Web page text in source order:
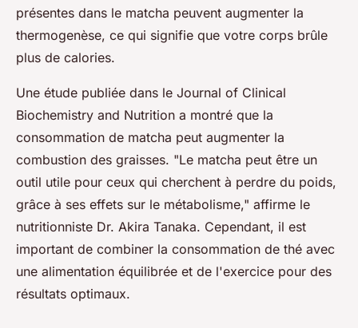
présentes dans le matcha peuvent augmenter la
thermogenèse, ce qui signifie que votre corps brûle
plus de calories.
Une étude publiée dans le Journal of Clinical
Biochemistry and Nutrition a montré que la
consommation de matcha peut augmenter la
combustion des graisses. "Le matcha peut être un
outil utile pour ceux qui cherchent à perdre du poids,
grâce à ses effets sur le métabolisme," affirme le
nutritionniste Dr. Akira Tanaka. Cependant, il est
important de combiner la consommation de thé avec
une alimentation équilibrée et de l'exercice pour des
résultats optimaux.